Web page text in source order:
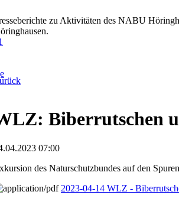
zu Aktivitäten des NABU
Biberrutschen
07:00
des Naturschutzbundes auf den
2023-04-14 WLZ -